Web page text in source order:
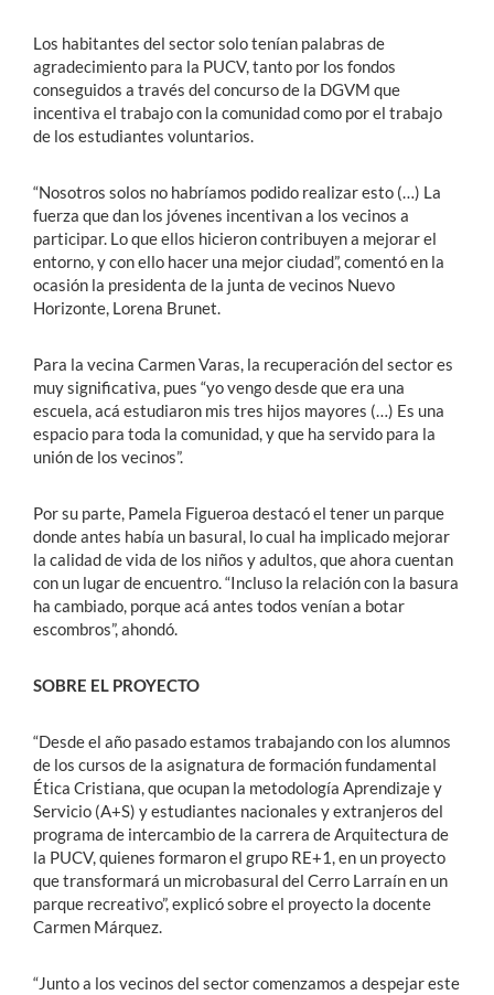
Los habitantes del sector solo tenían palabras de
agradecimiento para la PUCV, tanto por los fondos
conseguidos a través del concurso de la DGVM que
incentiva el trabajo con la comunidad como por el trabajo
de los estudiantes voluntarios.
“Nosotros solos no habríamos podido realizar esto (…) La
fuerza que dan los jóvenes incentivan a los vecinos a
participar. Lo que ellos hicieron contribuyen a mejorar el
entorno, y con ello hacer una mejor ciudad”, comentó en la
ocasión la presidenta de la junta de vecinos Nuevo
Horizonte, Lorena Brunet.
Para la vecina Carmen Varas, la recuperación del sector es
muy significativa, pues “yo vengo desde que era una
escuela, acá estudiaron mis tres hijos mayores (…) Es una
espacio para toda la comunidad, y que ha servido para la
unión de los vecinos”.
Por su parte, Pamela Figueroa destacó el tener un parque
donde antes había un basural, lo cual ha implicado mejorar
la calidad de vida de los niños y adultos, que ahora cuentan
con un lugar de encuentro. “Incluso la relación con la basura
ha cambiado, porque acá antes todos venían a botar
escombros”, ahondó.
SOBRE EL PROYECTO
“Desde el año pasado estamos trabajando con los alumnos
de los cursos de la asignatura de formación fundamental
Ética Cristiana, que ocupan la metodología Aprendizaje y
Servicio (A+S) y estudiantes nacionales y extranjeros del
programa de intercambio de la carrera de Arquitectura de
la PUCV, quienes formaron el grupo RE+1, en un proyecto
que transformará un microbasural del Cerro Larraín en un
parque recreativo”, explicó sobre el proyecto la docente
Carmen Márquez.
“Junto a los vecinos del sector comenzamos a despejar este